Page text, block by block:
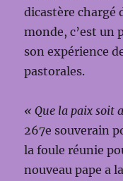
dicastère chargé
monde, c’est un
son expérience
pastorales.
« Que la paix soit
267e souverain
la foule réunie
nouveau pape a